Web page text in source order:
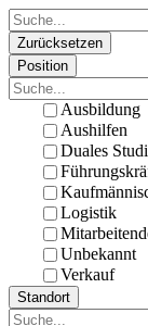
Zurücksetzen
Position
Ausbildung
Aushilfen
Duales
Logistik
Unbekannt
Verkauf
Standort